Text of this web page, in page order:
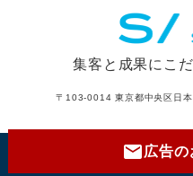
集客と成果にこ
〒103-0014 東京都中央区日
Copyright (c) SAN-
mail広告の